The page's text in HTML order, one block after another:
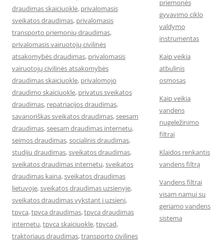
draudimas skaiciuokle, privalomasis
sveikatos draudimas, privalomasis
transporto priemonių draudimas,
privalomasis vairuotojų civilinės
atsakomybės draudimas, privalomasis
vairuotojų civilinės atsakomybės
draudimas skaiciuokle, privalomojo
draudimo skaiciuokle, privatus sveikatos
draudimas, repatriacijos draudimas,
savanoriškas sveikatos draudimas,seesam
draudimas,seesam draudimas internetu,
seimos draudimas,socialinis draudimas,
studiju draudimas,sveikatos draudimas,
sveikatos draudimas internetu,sveikatos
draudimas kaina,sveikatos draudimas
lietuvoje,sveikatos draudimas uzsienyje,
sveikatos draudimas vykstant i uzsieni,
tpvca,tpvca draudimas,tpvca draudimas
internetu,tpvca skaiciuokle,tpvcad,
traktoriaus draudimas,transporto civilines
priemonės
gyvavimo ciklo
valdymo
instrumentas
Kaip veikia
atbulinis
osmosas
Kaip veikia
vandens
nugeležinimo
filtrai
Klaidos renkantis
vandens filtrą
Vandens filtrai
visam namui su
geriamo vandens
sistema